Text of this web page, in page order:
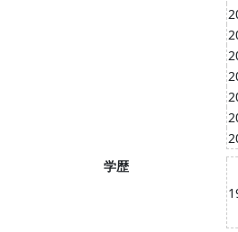
学歴